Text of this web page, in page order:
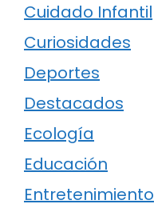
Cuidado Infantil
Curiosidades
Deportes
Destacados
Ecología
Educación
Entretenimiento